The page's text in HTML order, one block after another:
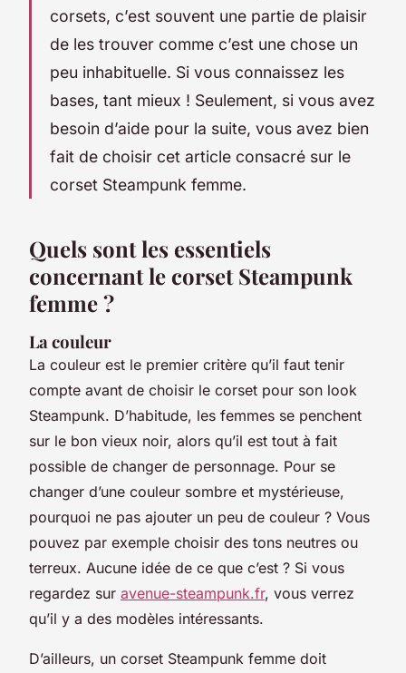
corsets, c’est souvent une partie de plaisir
de les trouver comme c’est une chose un
peu inhabituelle. Si vous connaissez les
bases, tant mieux ! Seulement, si vous avez
besoin d’aide pour la suite, vous avez bien
fait de choisir cet article consacré sur le
corset Steampunk femme.
Quels sont les essentiels
concernant le corset Steampunk
femme ?
La couleur
La couleur est le premier critère qu’il faut tenir
compte avant de choisir le corset pour son look
Steampunk. D’habitude, les femmes se penchent
sur le bon vieux noir, alors qu’il est tout à fait
possible de changer de personnage. Pour se
changer d’une couleur sombre et mystérieuse,
pourquoi ne pas ajouter un peu de couleur ? Vous
pouvez par exemple choisir des tons neutres ou
terreux. Aucune idée de ce que c’est ? Si vous
regardez sur avenue-steampunk.fr, vous verrez
qu’il y a des modèles intéressants.
D’ailleurs, un corset Steampunk femme doit